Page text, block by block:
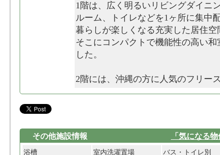
1階は、広く明るいリビングダイニ
ルーム、トイレなどを1ヶ所に集中
暮らしが楽しくなる充実した居住
そこにコンパクトで機能性の高い
した。
2階には、沖縄の方に人気のフリー
その他施設情報 「気になる
浴槽 室内洗濯置場 バス・トイレ別